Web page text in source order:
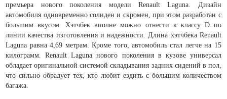
премьера нового поколения модели Renault Laguna. Дизайн
автомобиля одновременно солиден и скромен, при этом разработан с
большим вкусом. Хэтчбек вполне можно отнести к классу D по
линии качества изготовления и надежности. Длина хэтчбека Renault
Laguna равна 4,69 метрам. Кроме того, автомобиль стал легче на 15
килограмм. Renault Laguna нового поколения в кузове универсал
обладает оригинальной системой складывания задних сидений в пол,
что сильно обрадует тех, кто любит ездить с большим количеством
багажа.